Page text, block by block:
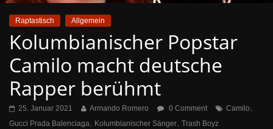
Raptastisch Allgemein
Kolumbianischer Popstar
Camilo macht deutsche
Rapper berühmt
25. Januar 2021 Armando Romero 0 Comment Camilo,
Gucci Prada Balenciaga, Kolumbianischer Sänger, Trash Boyz